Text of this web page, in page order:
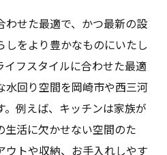
せた最適で、かつ最新の設
をより豊かなものにいたし
イフスタイルに合わせた最適
水回り空間を岡崎市や西三河
例えば、キッチンは家族が
活に欠かせない空間のた